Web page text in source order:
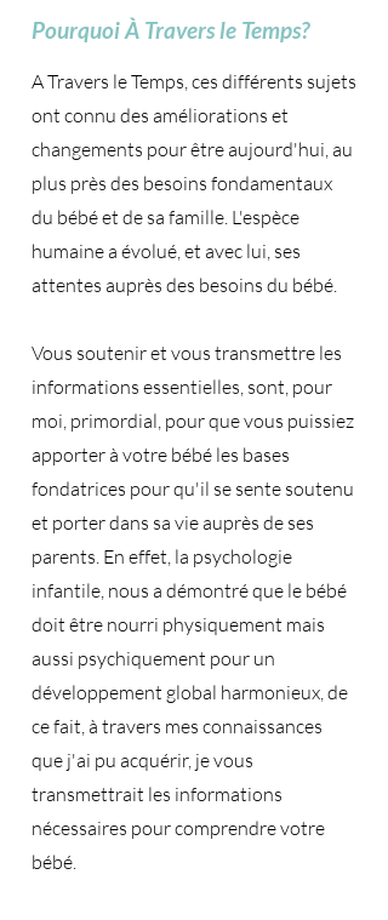
Pourquoi À Travers le Temps?
A Travers le Temps, ces différents sujets
ont connu des améliorations et
changements pour être aujourd'hui, au
plus près des besoins fondamentaux
du bébé et de sa famille. L'espèce
humaine a évolué, et avec lui, ses
attentes auprès des besoins du bébé.
Vous soutenir et vous transmettre les
informations essentielles, sont, pour
moi, primordial, pour que vous puissiez
apporter à votre bébé les bases
fondatrices pour qu'il se sente soutenu
et porter dans sa vie auprès de ses
parents. En effet, la psychologie
infantile, nous a démontré que le bébé
doit être nourri physiquement mais
aussi psychiquement pour un
développement global harmonieux, de
ce fait, à travers mes connaissances
que j'ai pu acquérir, je vous
transmettrait les informations
nécessaires pour comprendre votre
bébé.